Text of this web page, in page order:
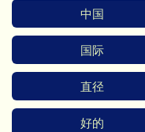
中国
国际
直径
好的